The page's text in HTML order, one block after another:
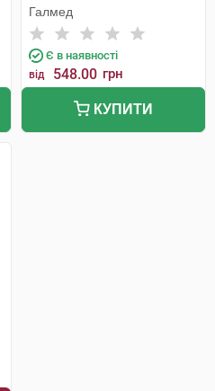
трубками, контейнер 400 мл
1 шт
Галмед
Є в наявності
від 548.00 грн
КУПИТИ